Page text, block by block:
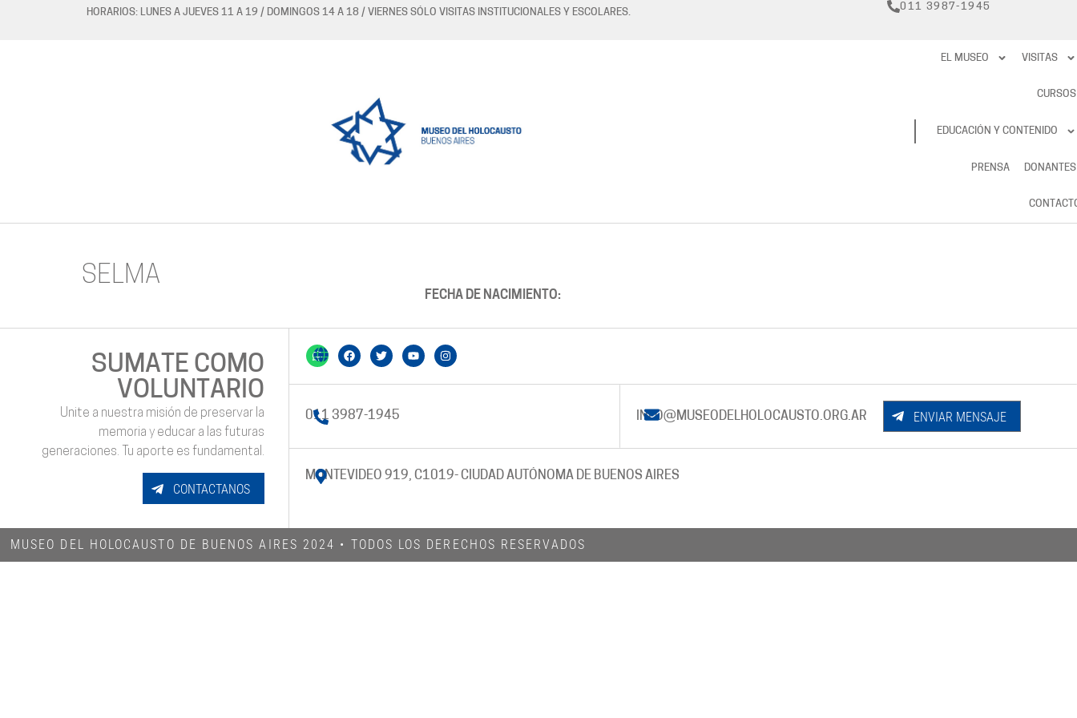
HORARIOS: LUNES A JUEVES 11 A 19 / DOMINGOS 14 A 18 / VIERNES SÓLO VISITAS INSTITUCIONALES Y ESCOLARES.
011 3987-1945
RESERVAS
EL MUSEO VISITAS
CURSOS
EDUCACIÓN Y CONTENIDO
PRENSA DONANTES
SELMA
FECHA DE NACIMIENTO:
SUMATE COMO
VOLUNTARIO
Unite a nuestra misión de preservar la
memoria y educar a las futuras
generaciones. Tu aporte es fundamental.
CONTACTANOS
011 3987-1945 INFO@MUSEODELHOLOCAUSTO.ORG.AR ENVIAR MENSAJE
MONTEVIDEO 919, C1019- CIUDAD AUTÓNOMA DE BUENOS AIRES
MUSEO DEL HOLOCAUSTO DE BUENOS AIRES 2024​ • TODOS LOS DERECHOS RESERVADOS